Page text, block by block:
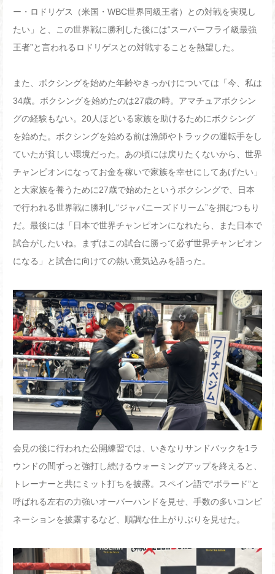
ー・ロドリゲス（米国・ WBC世界同級王者）との対戦を実現し
たい」と、この世界戦に勝利した後には“スーパーフライ級最強
王者”と言われるロドリゲスとの対戦することを熱望した。
また、ボクシングを始めた年齢やきっかけについては「今、私は
34歳。ボクシングを始めたのは27歳の時。アマチュアボクシン
グの経験もない。 20人ほどいる家族を助けるためにボクシング
を始めた。ボクシングを始める前は漁師やトラックの運転手をし
ていたが貧しい環境だった。あの頃には戻りたくないから、世界
チャンピオンになってお金を稼いで家族を幸せにしてあげたい」
と大家族を養うために27歳で始めたというボクシングで、日本
で行われる世界戦に勝利し“ジャパニーズドリーム”を掴むつもり
だ。最後には「日本で世界チャンピオンになれたら、また日本で
試合がしたいね。まずはこの試合に勝って必ず世界チャンピオン
になる」と試合に向けての熱い意気込みを語った。
会見の後に行われた公開練習では、いきなりサンドバックを1 ラ
ウンドの間ずっと強打し続けるウォーミングアップを終えると、
トレーナーと共にミット打ちを披露。スペイン語で“ボラード”と
呼ばれる左右の力強いオーバーハンドを見せ、手数の多いコンビ
ネーションを披露するなど、順調な仕上がりぶりを見せた。